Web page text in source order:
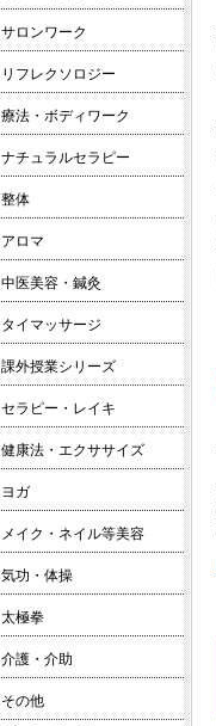
サロンワーク
リフレクソロジー
療法・ボディワーク
ナチュラルセラピー
整体
アロマ
中医美容・鍼灸
タイマッサージ
課外授業シリーズ
セラピー・レイキ
健康法・エクササイズ
ヨガ
メイク・ネイル等美容
気功・体操
太極拳
介護・介助
その他